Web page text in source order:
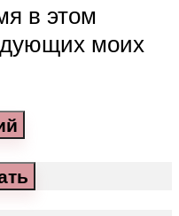
в этом
моих